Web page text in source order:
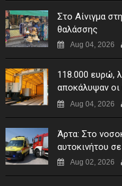
Στο Αίνιγμα
θαλάσσης
Aug 04, 2026
118.000 ευρώ,
αποκάλυψαν οι
Μαυρομάτι
Aug 04, 2026
Άρτα: Στο
αυτοκινήτου
Aug 02, 2026